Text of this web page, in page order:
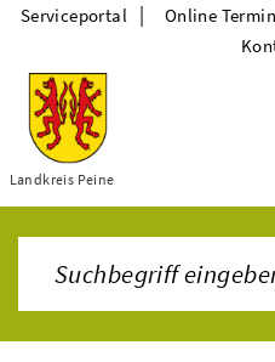
Themen
Landkreis Peine
Serviceportal | Online